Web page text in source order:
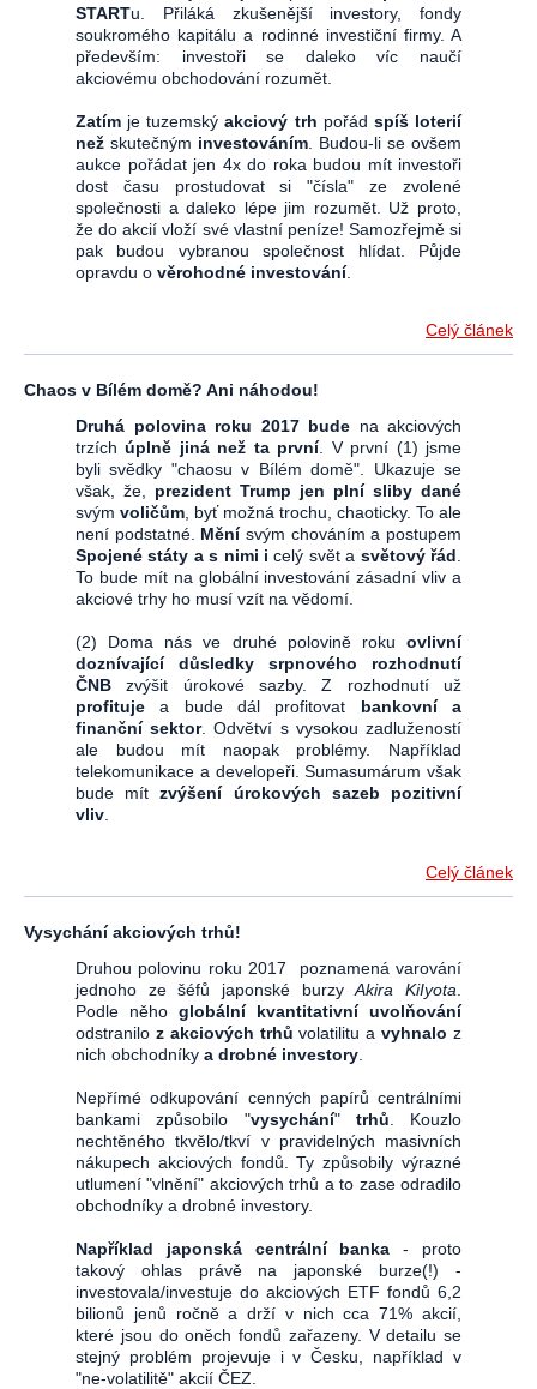
STARTu. Přiláká zkušenější investory, fondy
soukromého kapitálu a rodinné investiční firmy. A
především: investoři se daleko víc naučí
akciovému obchodování rozumět.
Zatím je tuzemskýakciový trh pořád spíš loterií
než skutečným investováním . Budou-li se ovšem
aukce pořádat jen 4x do roka budou mít investoři
dost času prostudovat si "čísla" ze zvolené
společnosti a daleko lépe jim rozumět. Už proto,
že do akcií vloží své vlastní peníze! Samozřejmě si
pak budou vybranou společnost hlídat. Půjde
opravdu o věrohodné investování.
Celý článek
Chaos v Bílém domě? Ani náhodou!
Druhá polovina roku 2017 bude na akciových
trzíchúplně jiná než ta první. V první (1) jsme
byli svědky "chaosu v Bílém domě". Ukazuje se
však, že, prezident Trump jen plní sliby dané
svým voličům , byť možná trochu, chaoticky. To ale
není podstatné. Měnísvým chováním a postupem
Spojené státy a s nimi i celý svět a světový řád
To bude mít na globální investování zásadní vliv a
akciové trhy ho musí vzít na vědomí.
(2) Doma nás ve druhé polovině roku ovlivní
doznívající důsledky srpnového rozhodnutí
ČNB zvýšit úrokové sazby. Z rozhodnutí už
profitujea bude dál profitovat bankovní a
finanční sektor. Odvětví s vysokou zadlužeností
ale budou mít naopak problémy. Například
telekomunikace a developeři. Sumasumárum však
bude mítzvýšení úrokových sazeb pozitivní
vliv
Celý článek
Vysychání akciových trhů!
Druhou polovinu roku 2017 poznamená varování
jednoho ze šéfů japonské burzyAkira KiIyota
Podle něho globální kvantitativní uvolňování
odstranilo z akciových trhů volatilitu avyhnaloz
nich obchodníky a drobné investory
Nepřímé odkupování cenných papírů centrálními
bankami způsobilo "vysychání" trhů . Kouzlo
nechtěného tkvělo/tkví v pravidelných masivních
nákupech akciových fondů. Ty způsobily výrazné
utlumení "vlnění" akciových trhů a to zase odradilo
obchodníky a drobné investory.
Například japonská centrální banka- proto
takový ohlas právě na japonské burze(!) -
investovala/investuje do akciových ETF fondů 6,2
bilionů jenů ročně a drží v nich cca 71% akcií,
které jsou do oněch fondů zařazeny. V detailu se
stejný problém projevuje i v Česku, například v
"ne-volatilitě" akcií ČEZ.